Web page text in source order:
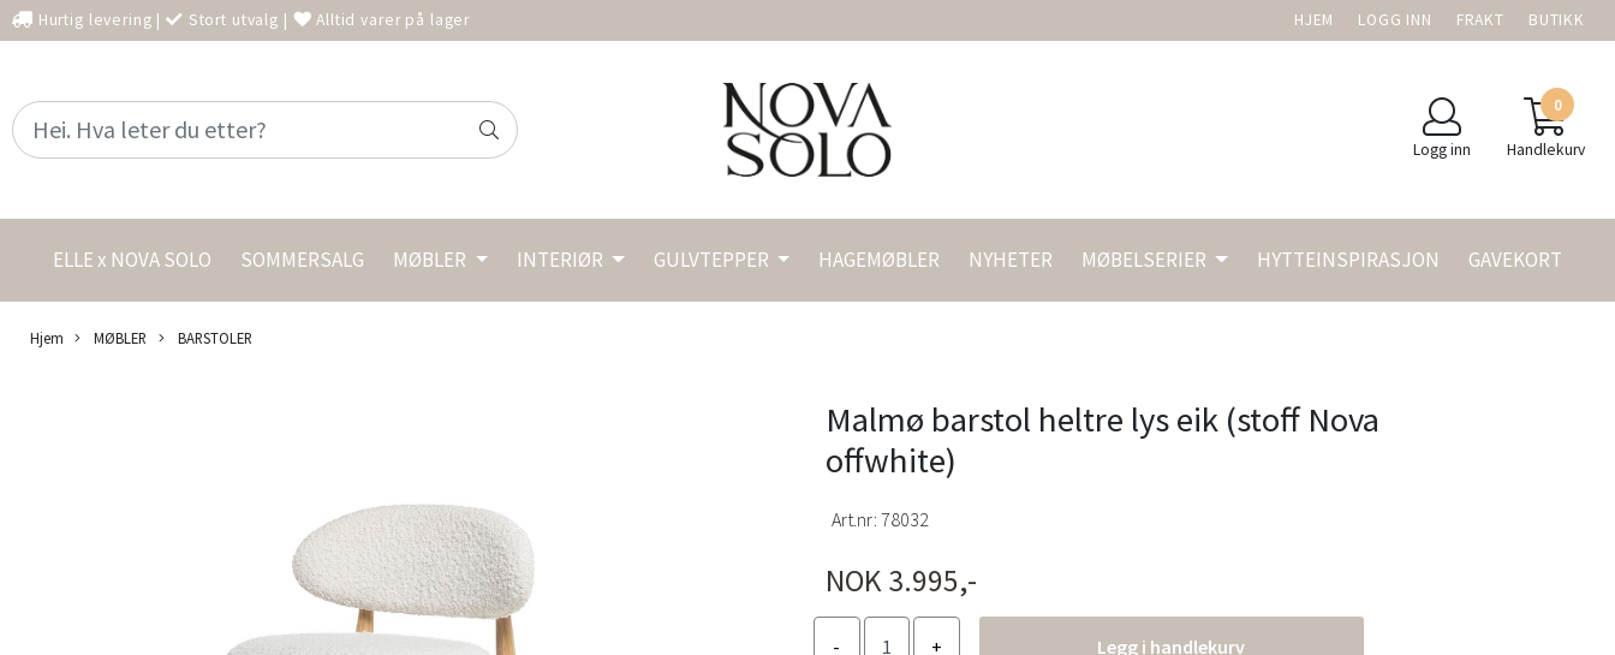
Hurtig levering | Stort utvalg | Alltid varer på lager HJEM LOGG INN FRAKT BUTIKK
Logg inn
0
Handlekurv
ELLE x NOVA SOLO SOMMERSALG MØBLER INTERIØR GULVTEPPER HAGEMØBLER NYHETER MØBELSERIER HYTTEINSPIRASJON GAVEKORT
Hjem MØBLER BARSTOLER
Malmø barstol heltre lys eik (stoff Nova
offwhite)
Art.nr: 78032
NOK 3.995,-
Legg i handlekurv